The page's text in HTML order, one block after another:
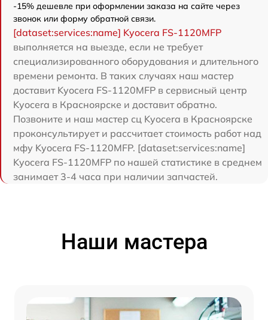
-15% дешевле при оформлении заказа на сайте через
звонок или форму обратной связи.
[dataset:services:name] Kyocera FS-1120MFP
выполняется на выезде, если не требует
специализированного оборудования и длительного
времени ремонта. В таких случаях наш мастер
доставит Kyocera FS-1120MFP в сервисный центр
Kyocera в Красноярске и доставит обратно.
Позвоните и наш мастер сц Kyocera в Красноярске
проконсультирует и рассчитает стоимость работ над
мфу Kyocera FS-1120MFP. [dataset:services:name]
Kyocera FS-1120MFP по нашей статистике в среднем
занимает 3-4 часа при наличии запчастей.
Наши мастера